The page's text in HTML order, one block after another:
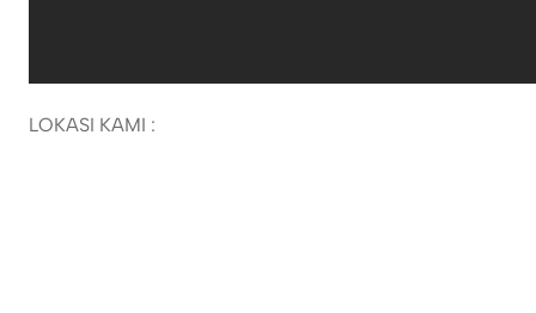
LOKASI KAMI :